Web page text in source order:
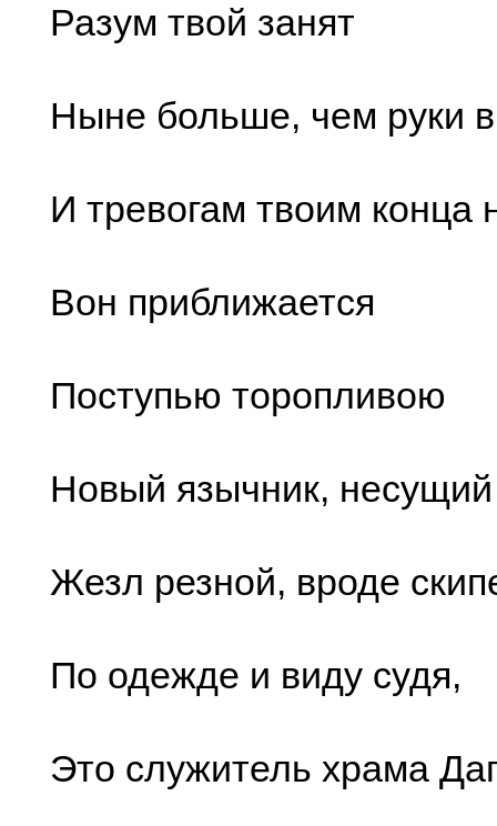
Разум твой занят
Ныне больше, чем руки
И тревогам твоим конца
Вон приближается
Поступью торопливою
Новый язычник, несущий
Жезл резной, вроде
По одежде и виду судя,
Это служитель храма